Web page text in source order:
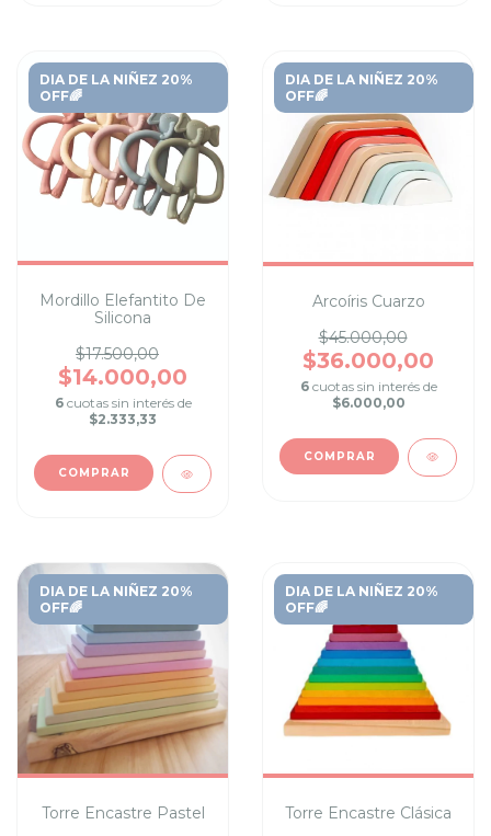
DIA DE LA NIÑEZ 20%
OFF🌈
Mordillo Elefantito De
Silicona
$17.500,00
$14.000,00
6 cuotas sin interés de
$2.333,33
COMPRAR
DIA DE LA NIÑEZ 20%
OFF🌈
Arcoíris Cuarzo
$45.000,00
$36.000,00
6 cuotas sin interés de
$6.000,00
COMPRAR
DIA DE LA NIÑEZ 20%
OFF🌈
Torre Encastre Pastel
DIA DE LA NIÑEZ 20%
OFF🌈
Torre Encastre Clásica